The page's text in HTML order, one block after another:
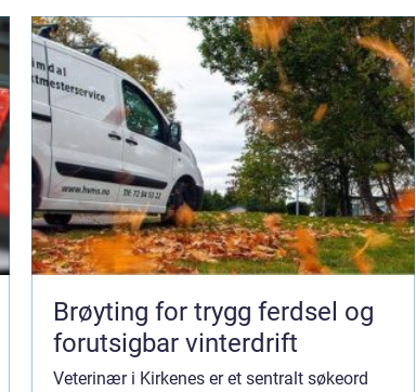
Brøyting for trygg ferdsel og
forutsigbar vinterdrift
Veterinær i Kirkenes er et sentralt søkeord